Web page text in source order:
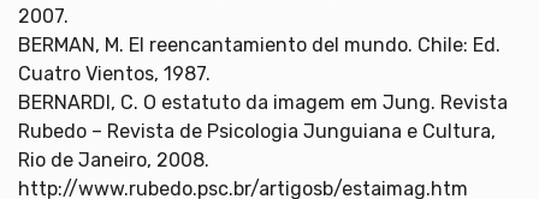
2007.
BERMAN, M. El reencantamiento del mundo. Chile: Ed.
Cuatro Vientos, 1987.
BERNARDI, C. O estatuto da imagem em Jung. Revista
Rubedo – Revista de Psicologia Junguiana e Cultura,
Rio de Janeiro, 2008.
http://www.rubedo.psc.br/artigosb/estaimag.htm